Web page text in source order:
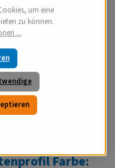
Farbe:
um eine
zu können.
...